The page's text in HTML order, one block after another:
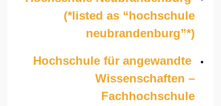
(*listed as “hochschule
neubrandenburg”*)
Hochschule für angewandte
Wissenschaften –
Fachhochschule